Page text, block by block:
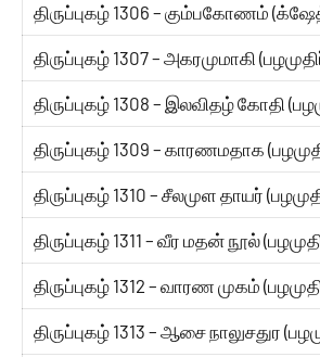
திருப்புகழ் 1306 – கும்பகோணம்
திருப்புகழ் 1307 – அகரமுமாகி
திருப்புகழ் 1308 – இலவிதழ் கோதி
திருப்புகழ் 1309 – காரணமதாக
திருப்புகழ் 1310 – சீலமுள தாயர்
திருப்புகழ் 1311 – வீர மதன் நூல்
திருப்புகழ் 1312 – வாரண முகம்
திருப்புகழ் 1313 – ஆசை நாலுசதுர